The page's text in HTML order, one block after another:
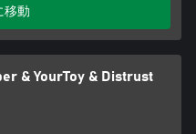
移動
& YourToy & Distrust